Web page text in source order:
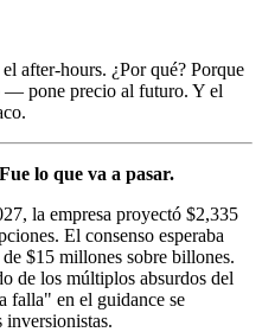
after-hours. ¿Por qué? Porque
— pone precio al futuro. Y el
lo que va a pasar.
la empresa proyectó $2,335
El consenso esperaba
$15 millones sobre billones.
de los múltiplos absurdos del
falla" en el guidance se
inversionistas.